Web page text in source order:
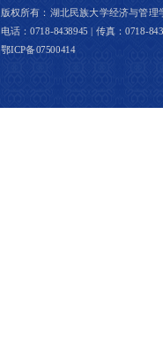
版权所有：湖北民族大学经济与管
电话：0718-8438945 | 传真：0718-
鄂ICP备07500414